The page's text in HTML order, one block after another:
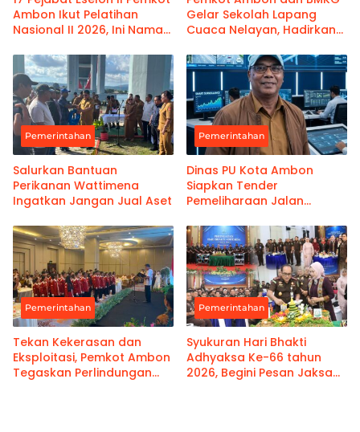
Ambon Ikut Pelatihan
Nasional II 2026, Ini Nama-
Gelar Sekolah Lapang
Cuaca Nelayan, Hadirkan
Pemerintahan
Salurkan Bantuan
Perikanan Wattimena
Ingatkan Jangan Jual Aset
Pemerintahan
Dinas PU Kota Ambon
Siapkan Tender
Pemeliharaan Jalan
Pemerintahan
Tekan Kekerasan dan
Eksploitasi, Pemkot Ambon
Tegaskan Perlindungan
Pemerintahan
Syukuran Hari Bhakti
Adhyaksa Ke-66 tahun
2026, Begini Pesan Jaksa